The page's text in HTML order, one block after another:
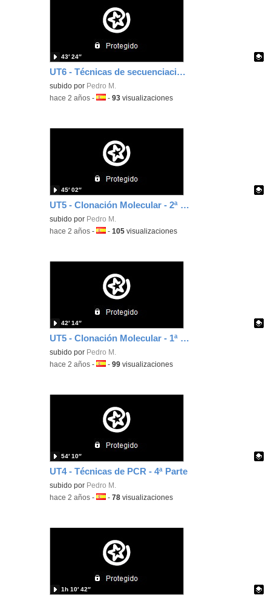
UT6 - Técnicas de secuenciación manual
Contenido educativo.
subido por Pedro M.
43′ 24″
-hace 2 años -Idioma:
-93 visualizaciones
UT5 - Clonación Molecular - 2ª Parte
Contenido educativo.
subido por Pedro M.
45′ 02″
-hace 2 años -Idioma:
-105 visualizaciones
UT5 - Clonación Molecular - 1ª Parte
Contenido educativo.
subido por Pedro M.
42′ 14″
-hace 2 años -Idioma:
-99 visualizaciones
UT4 - Técnicas de PCR - 4ª Parte
Contenido educativo.
subido por Pedro M.
54′ 10″
-hace 2 años -Idioma:
-78 visualizaciones
1h 10′ 42″